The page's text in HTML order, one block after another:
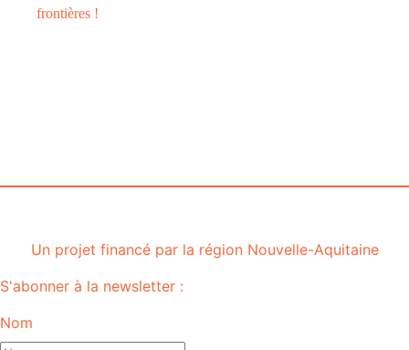
frontières !
Un projet financé par la région Nouvelle-Aquitaine
S'abonner à la newsletter :
Nom